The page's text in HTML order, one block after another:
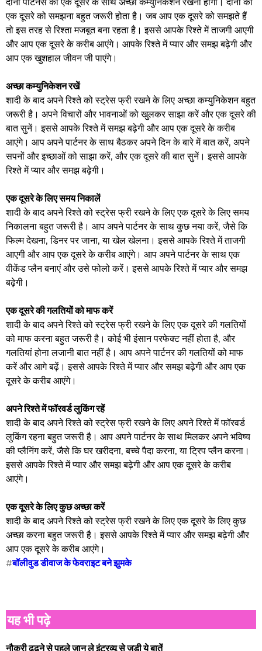
एक दूसरे को समझना बहुत जरूरी होता है। जब आप एक दूसरे को समझते हैं
तो इस तरह से रिश्ता मजबूत बना रहता है। इससे आपके रिश्ते में ताजगी आएगी
और आप एक दूसरे के करीब आएंगे। आपके रिश्ते में प्यार और समझ बढ़ेगी और
आप एक खुशहाल जीवन जी पाएंगे।
अच्छा कम्युनिकेशन रखें
शादी के बाद अपने रिश्ते को स्ट्रेस फ्री रखने के लिए अच्छा कम्युनिकेशन बहुत
जरूरी है। अपने विचारों और भावनाओं को खुलकर साझा करें और एक दूसरे की
बात सुनें। इससे आपके रिश्ते में समझ बढ़ेगी और आप एक दूसरे के करीब
आएंगे। आप अपने पार्टनर के साथ बैठकर अपने दिन के बारे में बात करें, अपने
सपनों और इच्छाओं को साझा करें, और एक दूसरे की बात सुनें। इससे आपके
रिश्ते में प्यार और समझ बढ़ेगी।
एक दूसरे के लिए समय निकालें
शादी के बाद अपने रिश्ते को स्ट्रेस फ्री रखने के लिए एक दूसरे के लिए समय
निकालना बहुत जरूरी है। आप अपने पार्टनर के साथ कुछ नया करें, जैसे कि
फिल्म देखना, डिनर पर जाना, या खेल खेलना। इससे आपके रिश्ते में ताजगी
आएगी और आप एक दूसरे के करीब आएंगे। आप अपने पार्टनर के साथ एक
वीकेंड प्लैन बनाएं और उसे फोलो करें। इससे आपके रिश्ते में प्यार और समझ
बढ़ेगी।
एक दूसरे की गलतियों को माफ करें
शादी के बाद अपने रिश्ते को स्ट्रेस फ्री रखने के लिए एक दूसरे की गलतियों
को माफ करना बहुत जरूरी है। कोई भी इंसान परफेक्ट नहीं होता है, और
गलतियां होना लजानी बात नहीं है। आप अपने पार्टनर की गलतियों को माफ
करें और आगे बढ़ें। इससे आपके रिश्ते में प्यार और समझ बढ़ेगी और आप एक
दूसरे के करीब आएंगे।
अपने रिश्ते में फॉरवर्ड लुकिंग रहें
शादी के बाद अपने रिश्ते को स्ट्रेस फ्री रखने के लिए अपने रिश्ते में फॉरवर्ड
लुकिंग रहना बहुत जरूरी है। आप अपने पार्टनर के साथ मिलकर अपने भविष्य
की प्लैनिंग करें, जैसे कि घर खरीदना, बच्चे पैदा करना, या ट्रिप प्लैन करना।
इससे आपके रिश्ते में प्यार और समझ बढ़ेगी और आप एक दूसरे के करीब
आएंगे।
एक दूसरे के लिए कुछ अच्छा करें
शादी के बाद अपने रिश्ते को स्ट्रेस फ्री रखने के लिए एक दूसरे के लिए कुछ
अच्छा करना बहुत जरूरी है। इससे आपके रिश्ते में प्यार और समझ बढ़ेगी और
आप एक दूसरे के करीब आएंगे।
#बॉलीवुड डीवाज के फेवराइट बने झुमके
यह भी पढ़े
नौकरी ढूढ़ने से पहले जान ले इंटरव्यू से जुड़ी ये बातें